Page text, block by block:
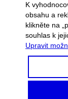
K
obsahu a
klikněte na
souhlas k
Upravit